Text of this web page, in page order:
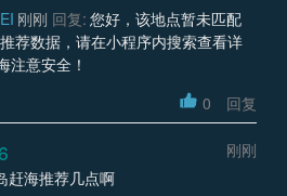
刚刚 回复: 您好，该地点暂未匹配
荐数据，请在小程序内搜索查看详
注意安全！
0 回复
刚刚
赶海推荐几点啊